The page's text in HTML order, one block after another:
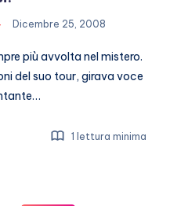
Dicembre 25, 2008
più avvolta nel mistero.
del suo tour, girava voce
1 lettura minima